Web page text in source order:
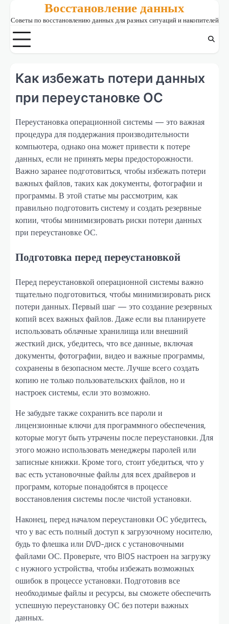
content
Восстановление данных
Советы по восстановлению данных для разных ситуаций и накопителей
Как избежать потери данных
при переустановке ОС
Переустановка операционной системы — это важная
процедура для поддержания производительности
компьютера, однако она может привести к потере
данных, если не принять меры предосторожности.
Важно заранее подготовиться, чтобы избежать потери
важных файлов, таких как документы, фотографии и
программы. В этой статье мы рассмотрим, как
правильно подготовить систему и создать резервные
копии, чтобы минимизировать риски потери данных
при переустановке ОС.
Подготовка перед переустановкой
Перед переустановкой операционной системы важно
тщательно подготовиться, чтобы минимизировать риск
потери данных. Первый шаг — это создание резервных
копий всех важных файлов. Даже если вы планируете
использовать облачные хранилища или внешний
жесткий диск, убедитесь, что все данные, включая
документы, фотографии, видео и важные программы,
сохранены в безопасном месте. Лучше всего создать
копию не только пользовательских файлов, но и
настроек системы, если это возможно.
Не забудьте также сохранить все пароли и
лицензионные ключи для программного обеспечения,
которые могут быть утрачены после переустановки. Для
этого можно использовать менеджеры паролей или
записные книжки. Кроме того, стоит убедиться, что у
вас есть установочные файлы для всех драйверов и
программ, которые понадобятся в процессе
восстановления системы после чистой установки.
Наконец, перед началом переустановки ОС убедитесь,
что у вас есть полный доступ к загрузочному носителю,
будь то флешка или DVD-диск с установочными
файлами ОС. Проверьте, что BIOS настроен на загрузку
с нужного устройства, чтобы избежать возможных
ошибок в процессе установки. Подготовив все
необходимые файлы и ресурсы, вы сможете обеспечить
успешную переустановку ОС без потери важных
данных.